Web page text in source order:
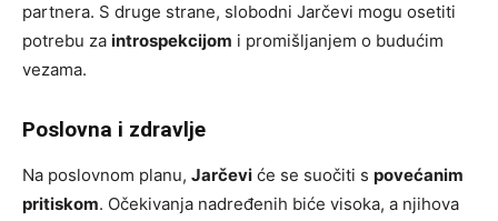
partnera. S druge strane, slobodni Jarčevi mogu osetiti
potrebu za introspekcijom i promišljanjem o budućim
vezama.
Poslovna i zdravlje
Na poslovnom planu, Jarčevi će se suočiti s povećanim
pritiskom. Očekivanja nadređenih biće visoka, a njihova